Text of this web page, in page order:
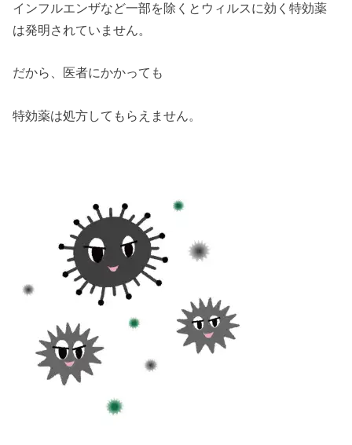
インフルエンザなど一部を除くとウィルスに効く特効薬
は発明されていません。
だから、医者にかかっても
特効薬は処方してもらえません。